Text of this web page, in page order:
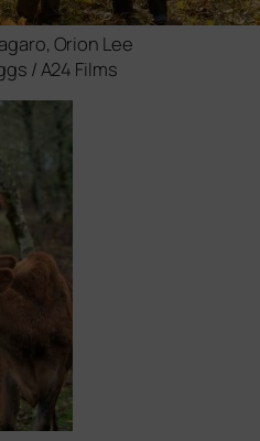
Orion Lee
/A24 Films